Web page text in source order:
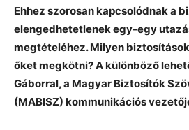
Ehhez szorosan kapcsolódnak a
elengedhetetlenek egy-egy
megtételéhez. Milyen
őket megkötni? A különböző
Gáborral, a Magyar Biztosítók
(MABISZ) kommunikációs